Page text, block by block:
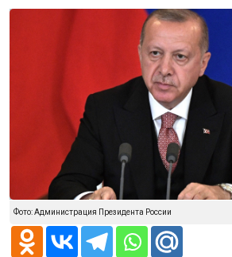
Фото: Администрация Президента России